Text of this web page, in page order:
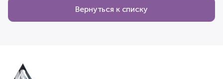
Вернуться к списку